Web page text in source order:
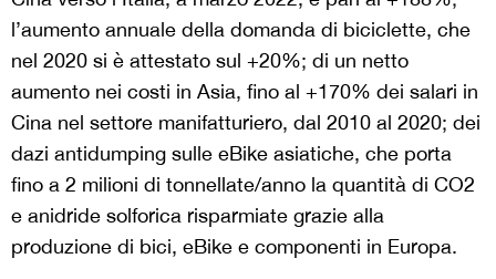
l’aumento annuale della domanda di biciclette, che
nel 2020 si è attestato sul +20%; di un netto
aumento nei costi in Asia, fino al +170% dei salari in
Cina nel settore manifatturiero, dal 2010 al 2020; dei
dazi antidumping sulle eBike asiatiche, che porta
fino a 2 milioni di tonnellate/anno la quantità di CO2
e anidride solforica risparmiate grazie alla
produzione di bici, eBike e componenti in Europa.